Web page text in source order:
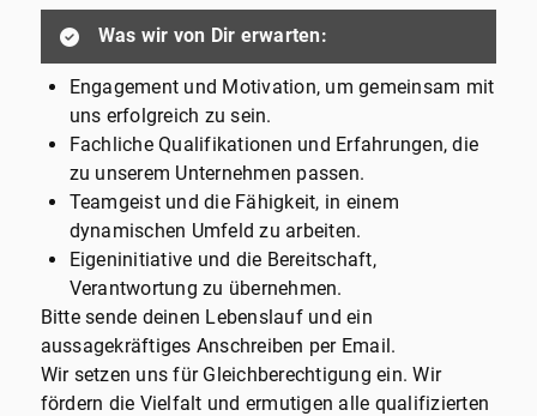
Was wir von Dir erwarten:
Engagement und Motivation, um gemeinsam mit
uns erfolgreich zu sein.
Fachliche Qualifikationen und Erfahrungen, die
zu unserem Unternehmen passen.
Teamgeist und die Fähigkeit, in einem
dynamischen Umfeld zu arbeiten.
Eigeninitiative und die Bereitschaft,
Verantwortung zu übernehmen.
Bitte sende deinen Lebenslauf und ein
aussagekräftiges Anschreiben per Email.
Wir setzen uns für Gleichberechtigung ein. Wir
fördern die Vielfalt und ermutigen alle qualifizierten